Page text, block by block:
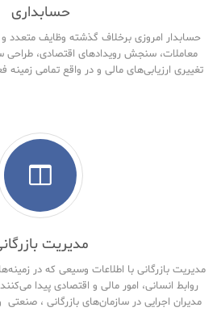
حسابداری
حسابدار امروزی برخلاف گذشته وظایف متعدد
معاملات، سنجش رویدادهای اقتصادی، طراحی
تغییری ارزیابی‌های مالی و در واقع تمامی زمینه
مدیریت
مدیریت بازرگانی با اطلاعات وسیعی که در
روابط انسانی، امور مالی و اقتصادی پیدا
مدیران اجرایی در سازمان‌های بازرگانی ، صنعتی